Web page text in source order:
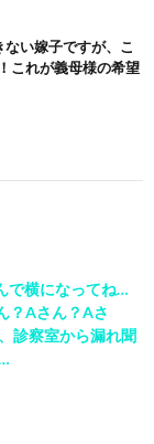
い嫁子ですが、こ
これが義母様の希望
で横になってね…
？Aさん？Aさ
診察室から漏れ聞